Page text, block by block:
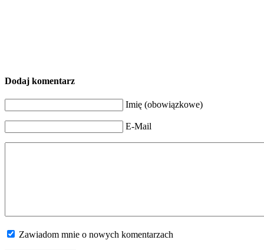
Dodaj komentarz
Imię (obowiązkowe)
E-Mail
Zawiadom mnie o nowych komentarzach